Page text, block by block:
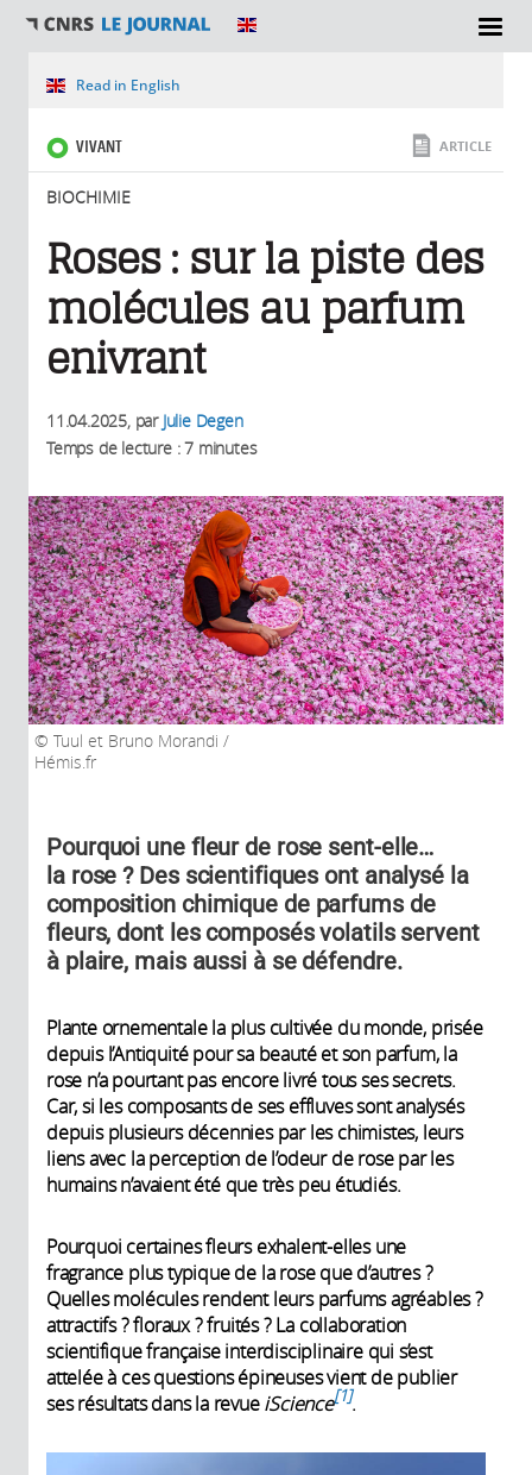
SECTIONS
Vous êtes ici
Read in English
VIVANT
BIOCHIMIE
ARTICLE
Roses : sur la piste des
molécules au parfum
enivrant
11.04.2025, par Julie Degen
Temps de lecture : 7 minutes
Tuul et Bruno Morandi /
Hémis.fr
Pourquoi une fleur de rose sent-elle…
la rose ? Des scientifiques ont analysé la
composition chimique de parfums de
fleurs, dont les composés volatils servent
à plaire, mais aussi à se défendre.
Plante ornementale la plus cultivée du monde, prisée
depuis l’Antiquité pour sa beauté et son parfum, la
rose n’a pourtant pas encore livré tous ses secrets.
Car, si les composants de ses effluves sont analysés
depuis plusieurs décennies par les chimistes, leurs
liens avec la perception de l’odeur de rose par les
humains n’avaient été que très peu étudiés.
Pourquoi certaines fleurs exhalent-elles une
fragrance plus typique de la rose que d’autres ?
Quelles molécules rendent leurs parfums agréables ?
attractifs ? floraux ? fruités ? La collaboration
scientifique française interdisciplinaire qui s’est
attelée à ces questions épineuses vient de publier
ses résultats dans la revueiScience 1 .